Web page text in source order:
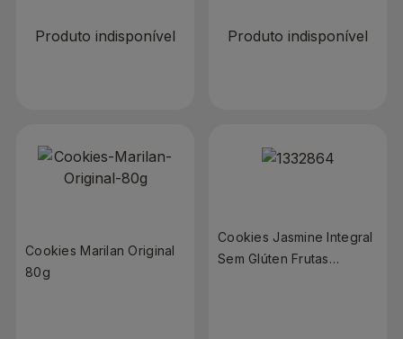
Produto indisponível Produto indisponível
Cookies Marilan Original
80g
Cookies Jasmine Integral
Sem Glúten Frutas